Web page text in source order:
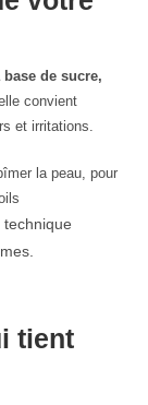
base de sucre,
convient
et irritations.
la peau, pour
tient